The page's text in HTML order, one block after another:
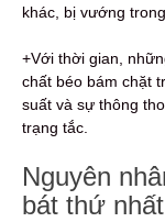
khác, bị vướng
+Với thời gian,
chất béo bám chặt
suất và sự thông
trạng tắc.
Nguyên
bát thứ